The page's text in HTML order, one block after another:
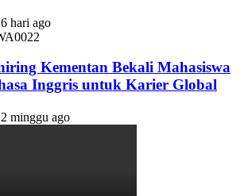
hari ago
Kementan Bekali Mahasiswa
Inggris untuk Karier Global
minggu ago